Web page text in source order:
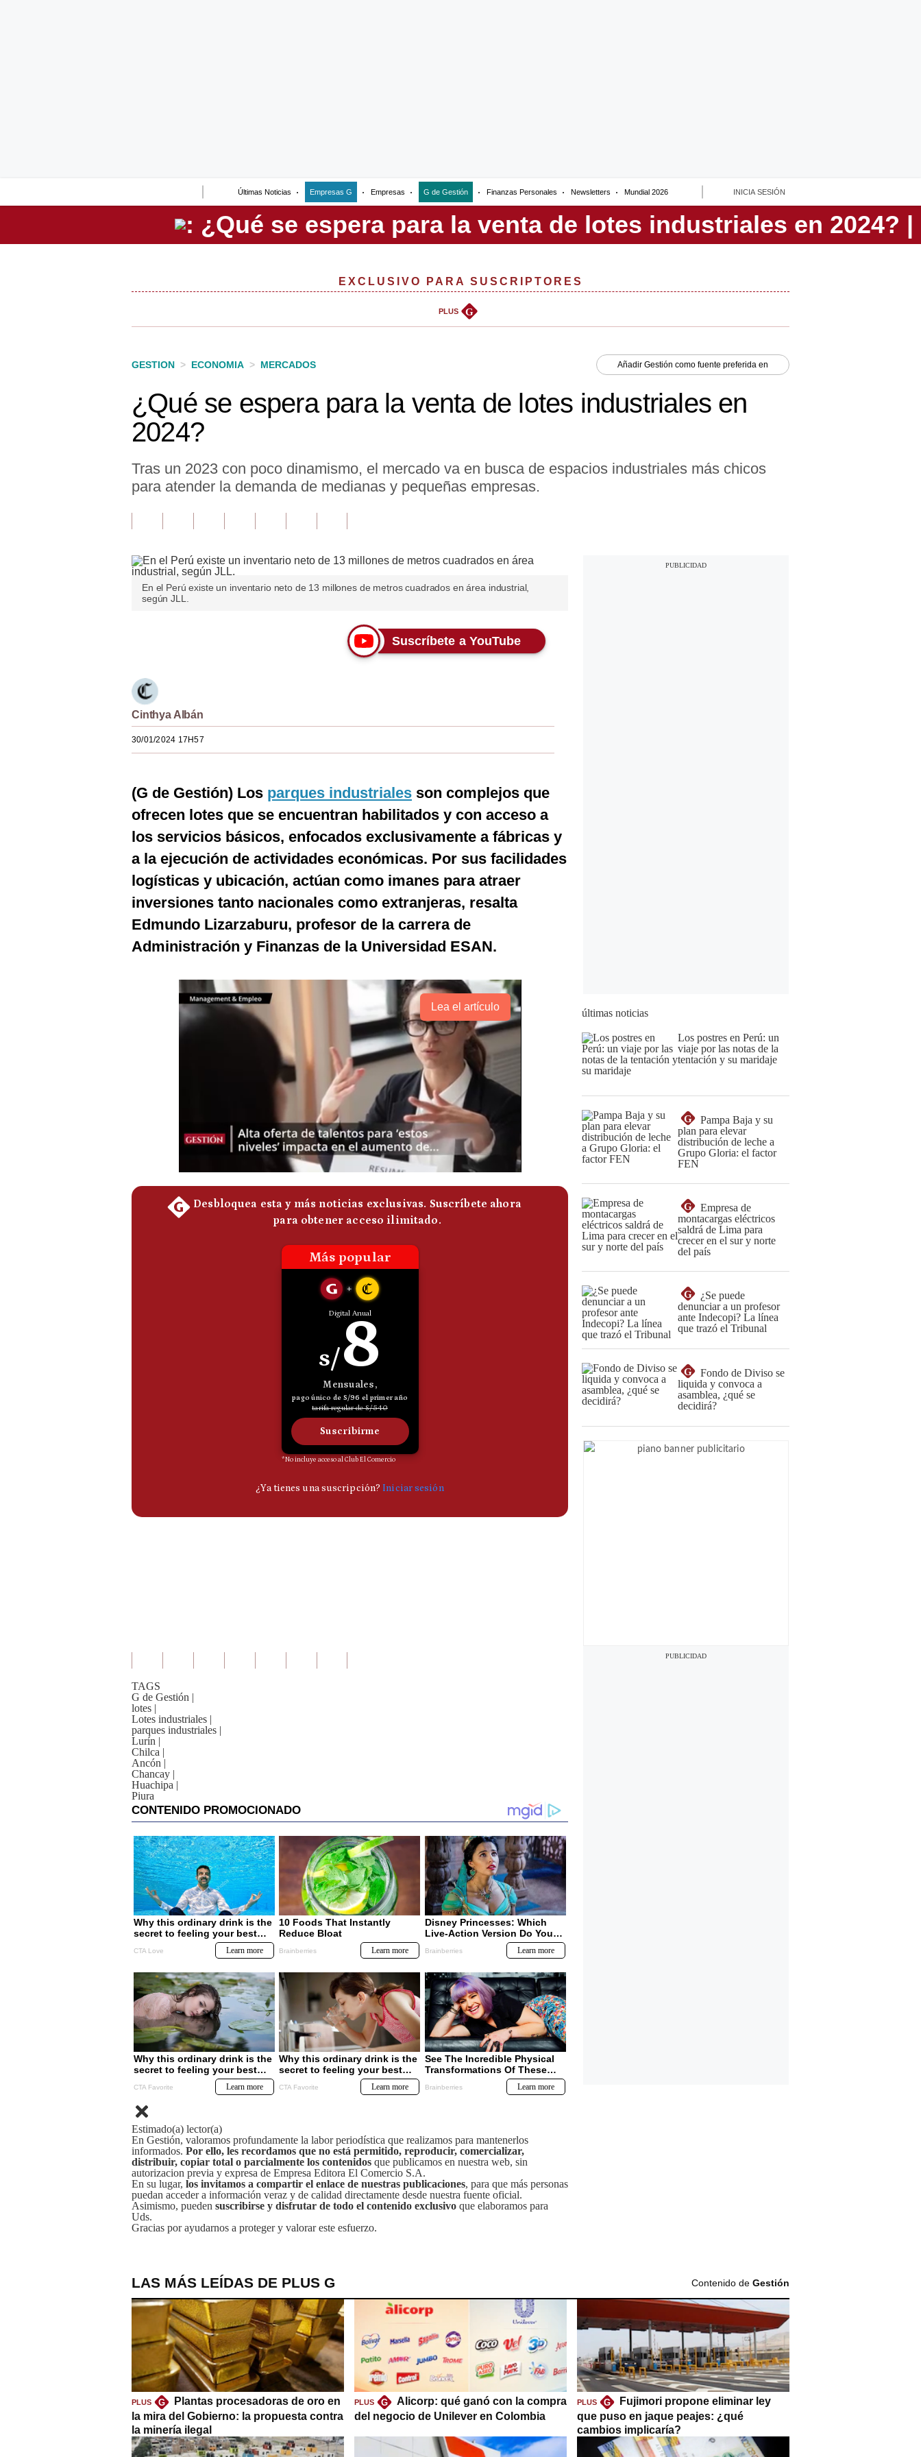
Últimas Noticias Empresas G Empresas G de Gestión Finanzas Personales Newsletters Mundial 2026 INICIA SESIÓN
Perú
EXCLUSIVO PARA SUSCRIPTORES
PLUS G
GESTION > ECONOMIA > MERCADOS Añadir Gestión como fuente preferida en
¿Qué se espera para la venta de lotes industriales en
2024?
Tras un 2023 con poco dinamismo, el mercado va en busca de espacios industriales más chicos
para atender la demanda de medianas y pequeñas empresas.
En el Perú existe un inventario neto de 13 millones de metros cuadrados en área industrial,
según JLL.
Suscríbete a YouTube
Cinthya Albán
30/01/2024 17H57
(G de Gestión) Los parques industriales son complejos que
ofrecen lotes que se encuentran habilitados y con acceso a
los servicios básicos, enfocados exclusivamente a fábricas y
a la ejecución de actividades económicas. Por sus facilidades
logísticas y ubicación, actúan como imanes para atraer
inversiones tanto nacionales como extranjeras, resalta
Edmundo Lizarzaburu, profesor de la carrera de
Administración y Finanzas de la Universidad ESAN.
Lea el artículo
TAGS
G de Gestión |
lotes |
Lotes industriales |
parques industriales |
Lurín |
Chilca |
Ancón |
Chancay |
Huachipa |
Piura
Estimado(a) lector(a)
En Gestión, valoramos profundamente la labor periodística que realizamos para mantenerlos
informados. Por ello, les recordamos que no está permitido, reproducir, comercializar,
distribuir, copiar total o parcialmente los contenidos que publicamos en nuestra web, sin
autorizacion previa y expresa de Empresa Editora El Comercio S.A.
En su lugar, los invitamos a compartir el enlace de nuestras publicaciones, para que más personas
puedan acceder a información veraz y de calidad directamente desde nuestra fuente oficial.
Asimismo, pueden suscribirse y disfrutar de todo el contenido exclusivo que elaboramos para
Uds.
Gracias por ayudarnos a proteger y valorar este esfuerzo.
últimas noticias
Los postres en Perú: un
viaje por las notas de la
tentación y su maridaje
G
Pampa Baja y su
plan para elevar
distribución de leche a
Grupo Gloria: el factor
FEN
G
Empresa de
montacargas eléctricos
saldrá de Lima para
crecer en el sur y norte
del país
G
¿Se puede
denunciar a un profesor
ante Indecopi? La línea
que trazó el Tribunal
G
Fondo de Diviso se
liquida y convoca a
asamblea, ¿qué se
decidirá?
LAS MÁS LEÍDAS DE PLUS G Contenido de Gestión
PLUS G
Plantas procesadoras de oro en
la mira del Gobierno: la propuesta contra
la minería ilegal
PLUS G
Alicorp: qué ganó con la compra
del negocio de Unilever en Colombia
PLUS G
Fujimori propone eliminar ley
que puso en jaque peajes: ¿qué
cambios implicaría?